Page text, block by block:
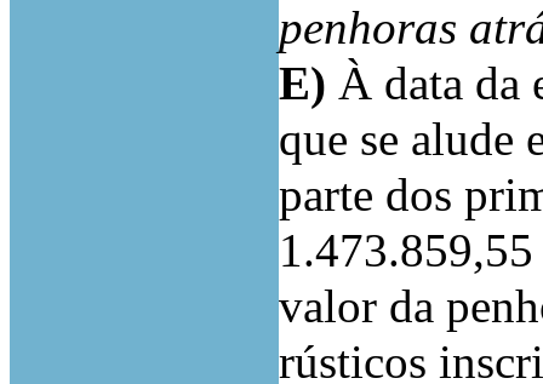
penhoras
E) À data da
que se alude
parte dos
valor da
rústicos